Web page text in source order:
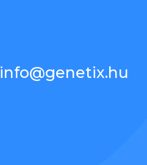
info@genetix.hu